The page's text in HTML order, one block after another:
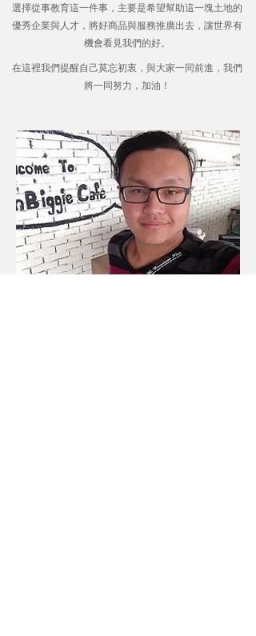
選擇從事教育這一件事 ， 主要是希望幫助這一塊土地的
優秀企業與人才 ， 將好商品與服務推廣出去 ， 讓世界有
機會看見我們的好。
在這裡我們提醒自己莫忘初衷 ， 與大家一同前進 ， 我們
將一同努力 ， 加油 ！